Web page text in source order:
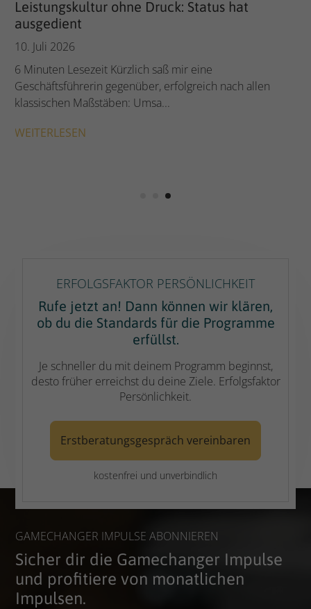
Persönlichkeit und das Big Five Modell: Ein
Leitfaden für Führungskräfte und
Selbstständige
21. Mai 2024
Heutzutage ist das Verständnis der eigenen
Persönlichkeit und der Persönlichkeit anderer von
ERFOLGSFAKTOR PERSÖNLICHKEIT
Rufe jetzt an! Dann können wir klären,
ob du die Standards für die Programme
erfüllst.
Je schneller du mit deinem Programm beginnst,
desto früher erreichst du deine Ziele. Erfolgsfaktor
Persönlichkeit.
Erstberatungsgespräch vereinbaren
kostenfrei und unverbindlich
GAMECHANGER IMPULSE ABONNIEREN
Sicher dir die Gamechanger Impulse
und profitiere von monatlichen
Impulsen.